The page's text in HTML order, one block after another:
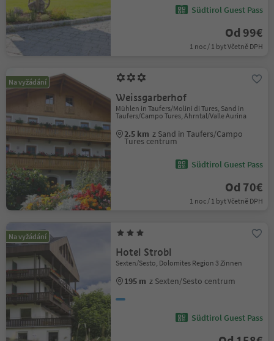
Südtirol Guest Pass
Od 99€
1 noc / 1 byt Včetně DPH
Na vyžádání
Weissgarberhof
Mühlen in Taufers/Molini di Tures, Sand in
Taufers/Campo Tures, Ahrntal/Valle Aurina
2.5 km z Sand in Taufers/Campo
Tures centrum
Südtirol Guest Pass
Od 70€
1 noc / 1 byt Včetně DPH
Na vyžádání
Hotel Strobl
Sexten/Sesto, Dolomites Region 3 Zinnen
195 m z Sexten/Sesto centrum
Südtirol Guest Pass